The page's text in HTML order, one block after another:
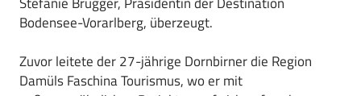
Bodensee-Vorarlberg, überzeugt.
Zuvor leitete der 27-jährige Dornbirner die Region
Damüls Faschina Tourismus, wo er mit